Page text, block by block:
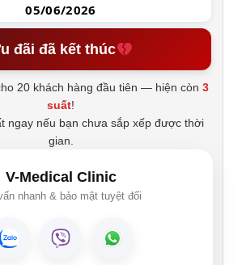
05/06/2026
đãi đã kết thúc
20 khách hàng đầu tiên — hiện còn3
suất!
ngay nếu bạn chưa sắp xếp được thời
gian.
V-Medical Clinic
nhanh & bảo mật tuyệt đối